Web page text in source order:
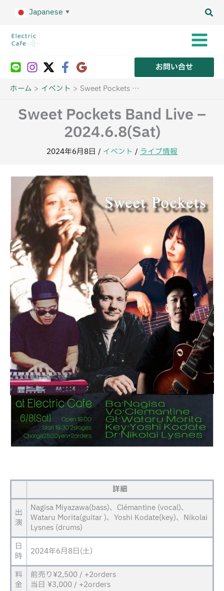
Japanese ▼
お問い合せ
ホーム イベント Sweet Pockets Band Live – 2024.6.8(Sat)
Sweet Pockets Band Live –
2024.6.8(Sat)
2024年6月8日 / イベント / ライブ情報
詳細
出
演
Nagisa Miyazawa(bass)、Clémantine (vocal)、
Wataru Morita(guitar )、Yoshi Kodate(key)、Nikolai
Lysnes (drums)
日
時
2024年6月8日(土)
料
金
前売り¥2,500 / +2orders
当日 ¥3,000 / +2orders